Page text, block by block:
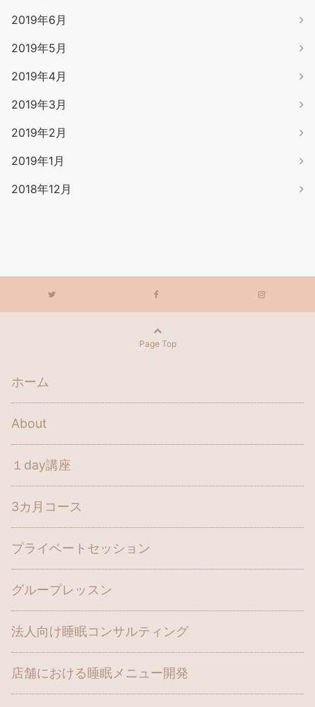
2019年6月
2019年5月
2019年4月
2019年3月
2019年2月
2019年1月
2018年12月
Page Top
ホーム
About
１day講座
3カ月コース
プライベートセッション
グループレッスン
法人向け睡眠コンサルティング
店舗における睡眠メニュー開発